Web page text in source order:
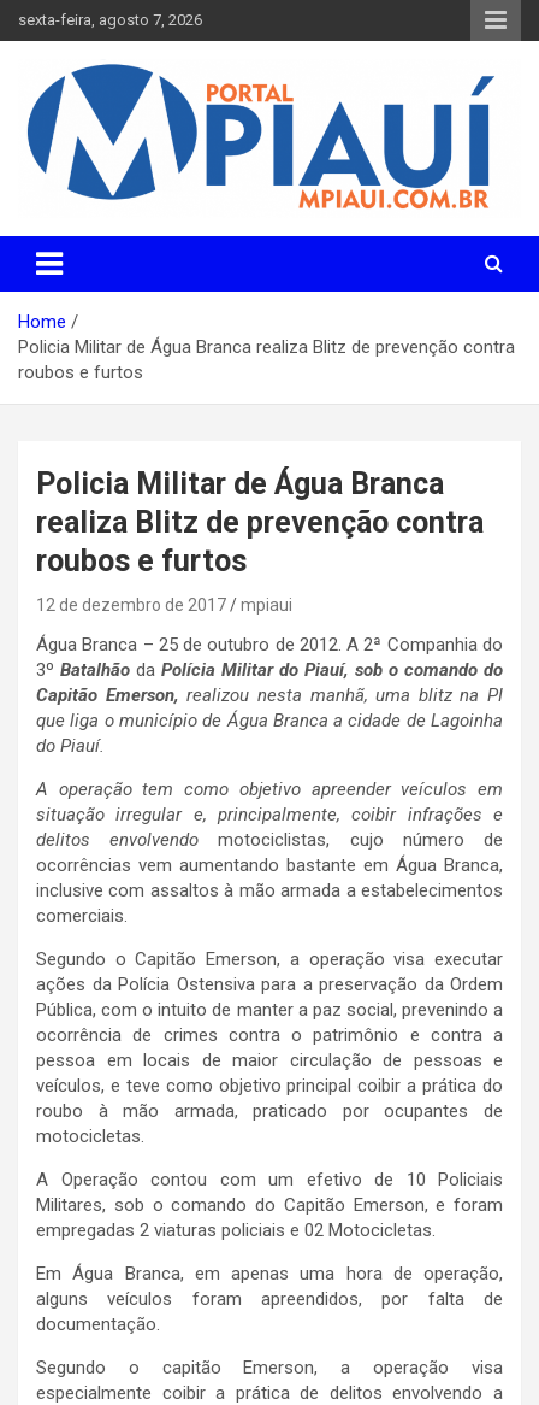
to
sexta-feira, agosto 7, 2026
Portal MPiauí
Parnaíba
Home
Policia Militar de Água Branca realiza Blitz de prevenção contra
roubos e furtos
Policia Militar de Água Branca
realiza Blitz de prevenção contra
roubos e furtos
12 de dezembro de 2017 mpiaui
Água Branca – 25 de outubro de 2012. A 2ª Companhia do
3º Batalhão da Polícia Militar do Piauí, sob o comando do
Capitão Emerson,realizou nesta manhã, uma blitz na PI
que liga o município de Água Branca a cidade de Lagoinha
do Piauí.
A operação tem como objetivo apreender veículos em
situação irregular e, principalmente, coibir infrações e
delitos envolvendomotociclistas, cujo número de
ocorrências vem aumentando bastante em Água Branca,
inclusive com assaltos à mão armada a estabelecimentos
comerciais.
Segundo o Capitão Emerson, a operação visa executar
ações da Polícia Ostensiva para a preservação da Ordem
Pública, com o intuito de manter a paz social, prevenindo a
ocorrência de crimes contra o patrimônio e contra a
pessoa em locais de maior circulação de pessoas e
veículos, e teve como objetivo principal coibir a prática do
roubo à mão armada, praticado por ocupantes de
motocicletas.
A Operação contou com um efetivo de 10 Policiais
Militares, sob o comando do Capitão Emerson, e foram
empregadas 2 viaturas policiais e 02 Motocicletas.
Em Água Branca, em apenas uma hora de operação,
alguns veículos foram apreendidos, por falta de
documentação.
Segundo o capitão Emerson, a operação visa
especialmente coibir a prática de delitos envolvendo a